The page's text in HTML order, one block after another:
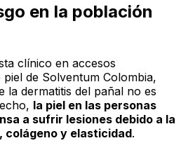
en la población
clínico en accesos
de Solventum Colombia,
la dermatitis del pañal no es
la piel en las personas
a sufrir lesiones debido a la
colágeno y elasticidad.